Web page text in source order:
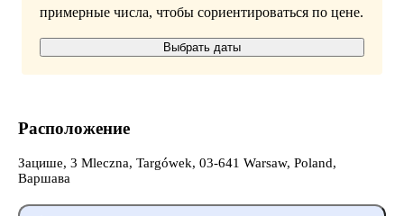
примерные числа, чтобы сориентироваться по цене.
Выбрать даты
Расположение
Зацише, 3 Mleczna, Targówek, 03-641 Warsaw, Poland,
Варшава